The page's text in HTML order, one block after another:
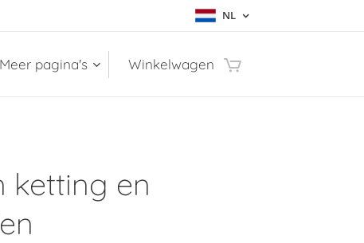
NL
Meer pagina's Winkelwagen
ketting en